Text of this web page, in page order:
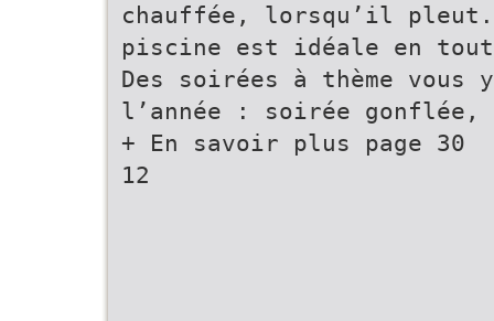
chauffée, lorsqu’il
piscine est idéale en
Des soirées à thème
l’année : soirée gonflée,
+ En savoir plus page 30
12